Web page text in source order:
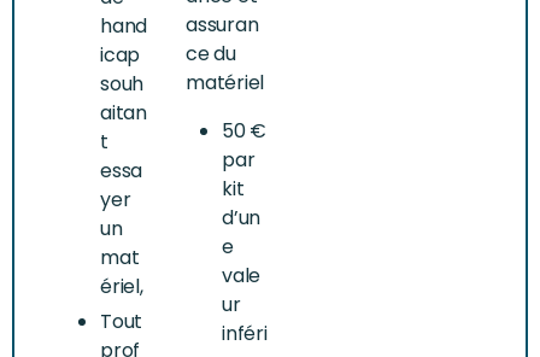
hand
icap
souh
aitan
t
essa
yer
un
mat
ériel,
Tout
prof
assuran
ce du
matériel
50 €
par
kit
d’un
e
vale
ur
inféri